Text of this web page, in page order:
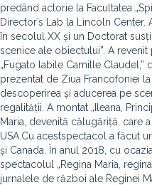
predând actorie la Facultatea
Director’s Lab la Lincoln
în secolul XX și un Doctorat
scenice ale obiectului”. A
„Fugato labile Camille Claudel,”
prezentat de Ziua Francofoniei
descoperirea și aducerea pe
regalității. A montat „Ileana,
Maria, devenită călugăriță, care
USA.Cu acestspectacol a făcut
și Canada. În anul 2018, cu
spectacolul „Regina Maria,
jurnalele de război ale Reginei